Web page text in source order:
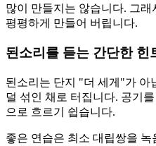
많이 만들지는 않습니다. 그
평평하게 만들어 버립니다.
된소리를 듣는 간단한 힌
된소리는 단지 "더 세게"가 아
덜 섞인 채로 터집니다. 공기
으로 흐르기 쉽습니다.
좋은 연습은 최소 대립쌍을